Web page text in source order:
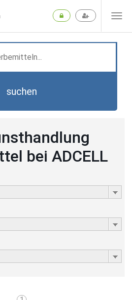
suchen
bei ADCELL